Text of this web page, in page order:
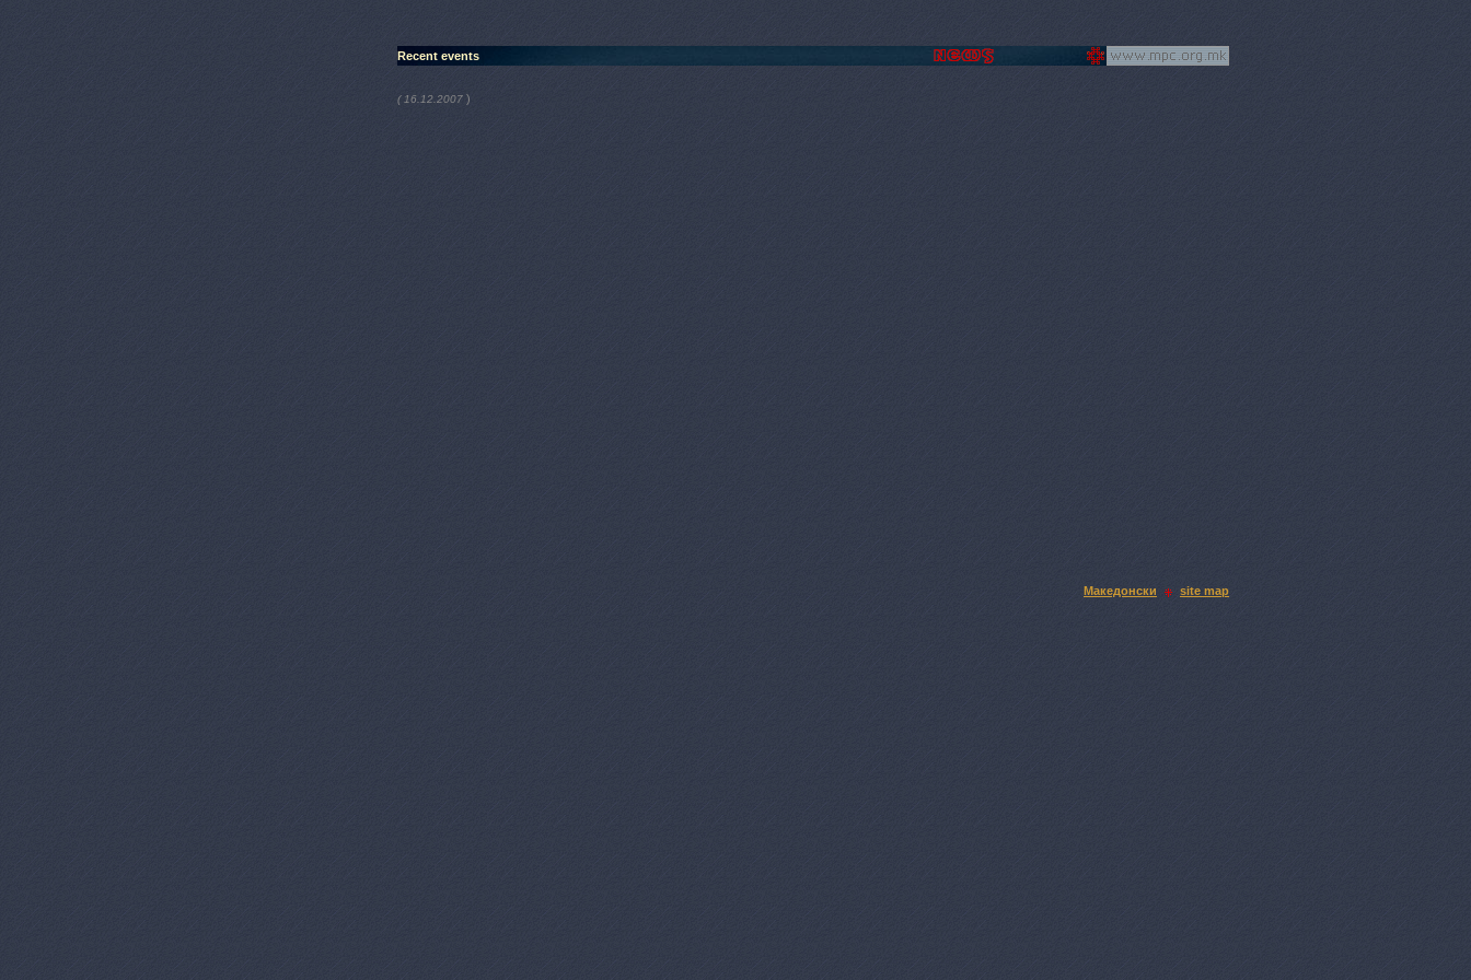
Recent events
( 16.12.2007 )
Македонски site map